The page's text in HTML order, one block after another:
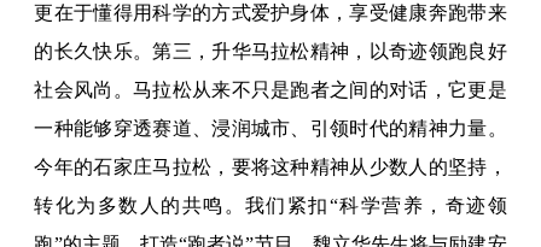
更在于懂得用科学的方式爱护身体，享受健康奔跑带来
的长久快乐。第三，升华马拉松精神，以奇迹领跑良好
社会风尚。马拉松从来不只是跑者之间的对话，它更是
一种能够穿透赛道、浸润城市、引领时代的精神力量。
今年的石家庄马拉松，要将这种精神从少数人的坚持，
转化为多数人的共鸣。我们紧扣“科学营养，奇迹领